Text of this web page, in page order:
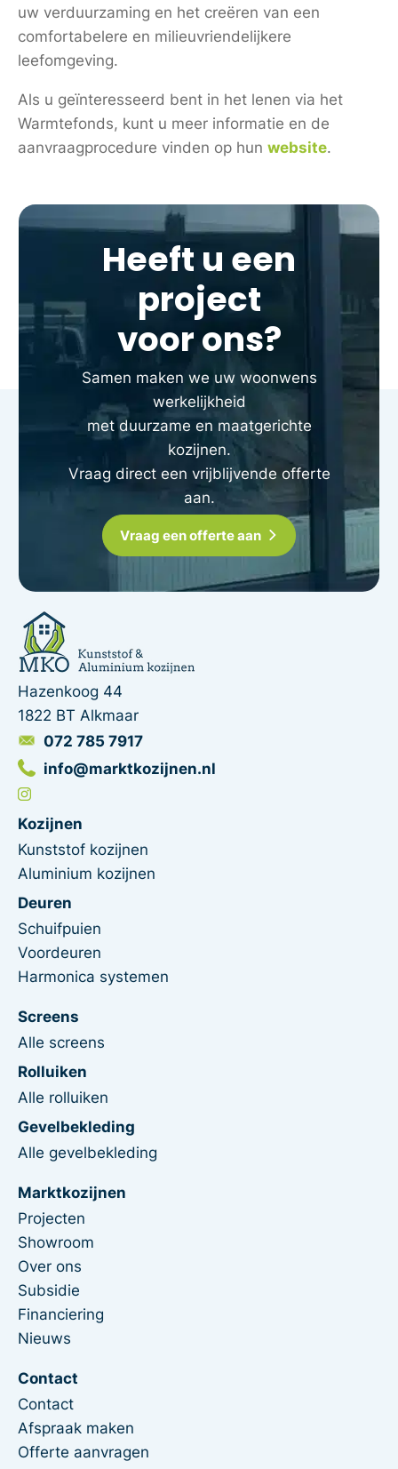
uw verduurzaming en het creëren van een
comfortabelere en milieuvriendelijkere
leefomgeving.
Als u geïnteresseerd bent in het lenen via het
Warmtefonds, kunt u meer informatie en de
aanvraagprocedure vinden op hun website.
Heeft u een
project
voor ons?
Samen maken we uw woonwens
werkelijkheid
met duurzame en maatgerichte
kozijnen.
Vraag direct een vrijblijvende offerte
aan.
Vraag een offerte aan
Hazenkoog 44
1822 BT Alkmaar
072 785 7917
info@marktkozijnen.nl
Kozijnen
Kunststof kozijnen
Aluminium kozijnen
Deuren
Schuifpuien
Voordeuren
Harmonica systemen
Screens
Alle screens
Rolluiken
Alle rolluiken
Gevelbekleding
Alle gevelbekleding
Marktkozijnen
Projecten
Showroom
Over ons
Subsidie
Financiering
Nieuws
Contact
Contact
Afspraak maken
Offerte aanvragen